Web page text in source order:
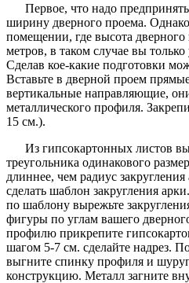
Первое, что надо
ширину дверного проема.
помещении, где высота дверного
метров, в таком случае вы
Сделав кое-какие подготовки
Вставьте в дверной проем
вертикальные направляющие,
металлического профиля.
15 см.).
Из гипсокартонных листов
треугольника одинакового
длиннее, чем радиус
сделать шаблон закругления
по шаблону вырежьте
фигуры по углам вашего
профилю прикрепите
шагом 5-7 см. сделайте надрез.
выгните спинку профиля и
конструкцию. Металл загните